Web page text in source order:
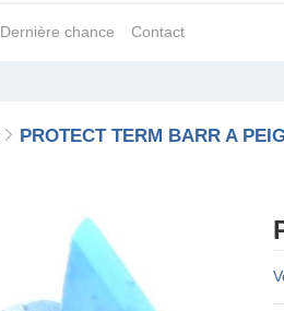
Dernière chance Contact
PROTECT TERM BARR A